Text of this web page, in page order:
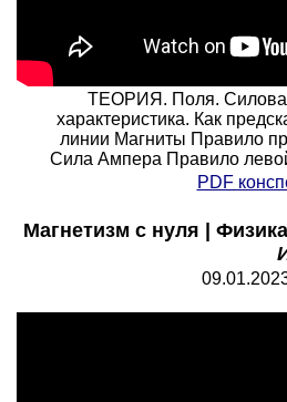
ТЕОРИЯ. Поля. Силовая
характеристика. Как
линии Магниты Правило
Сила Ампера Правило
PDF
Магнетизм с нуля |